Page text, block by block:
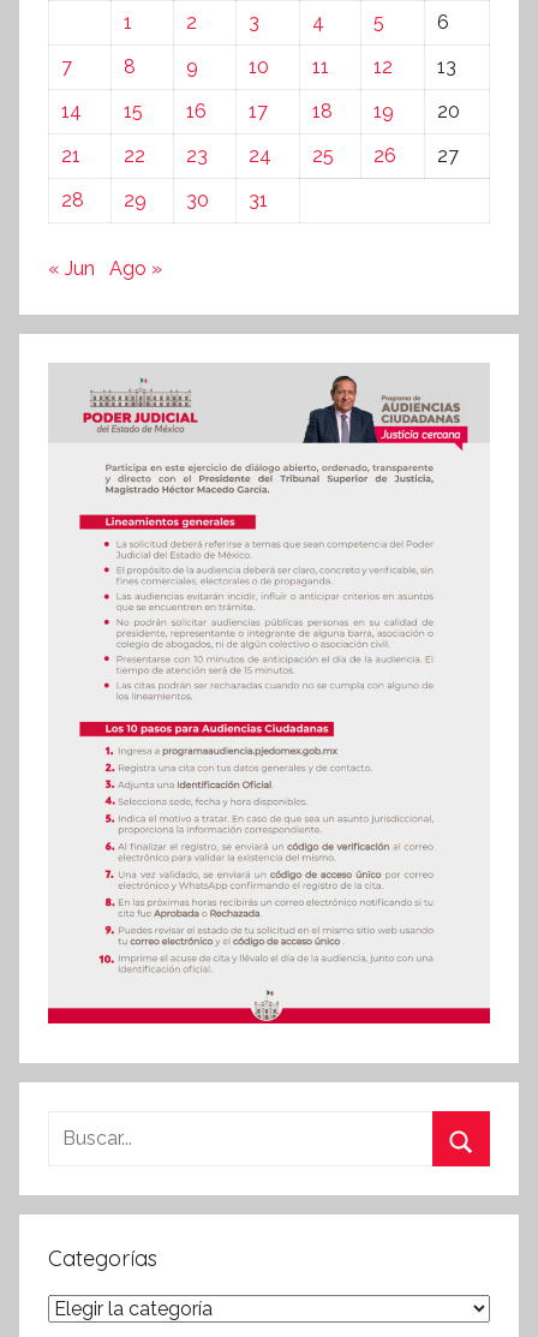
1
2 3 4 5
6
7
8 9 10 11 12
13
14
15 16 17 18 19
20
21
22 23 24 25 26
27
28
29 30 31
« Jun Ago »
Buscar:
Categorías
Categorías